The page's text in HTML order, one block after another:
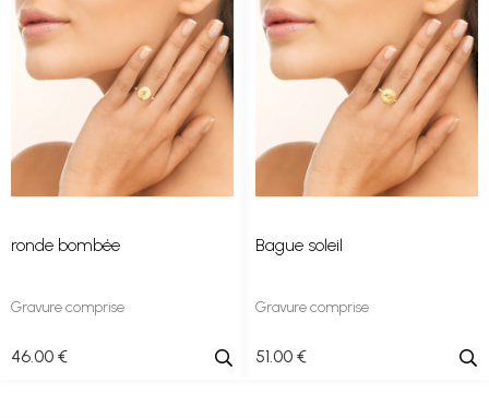
ronde bombée
Gravure comprise
46.00 €
Bague soleil
Gravure comprise
51.00 €